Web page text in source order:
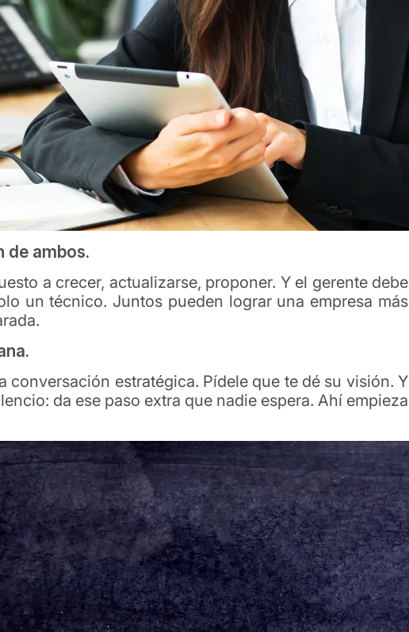
de ambos.
a crecer, actualizarse, proponer. Y el gerente debe
un técnico. Juntos pueden lograr una empresa más
conversación estratégica. Pídele que te dé su visión. Y
da ese paso extra que nadie espera. Ahí empieza